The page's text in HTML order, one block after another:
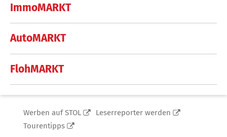
ImmoMARKT
AutoMARKT
FlohMARKT
Werben auf STOL
Leserreporter werden
Tourentipps